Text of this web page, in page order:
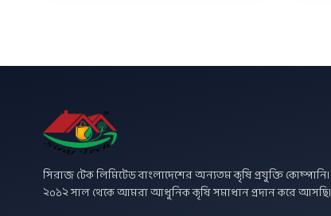
সিরাজ টেক লিমিটেড বাংলাদেশের অন্যতম কৃষি প্রযুক্তি কোম্পানি।
২০১২ সাল থেকে আমরা আধুনিক কৃষি সমাধান প্রদান করে আসছি।